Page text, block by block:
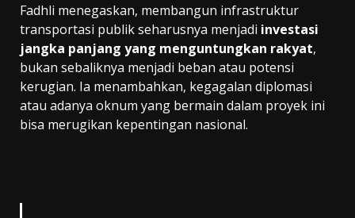
Fadhli menegaskan, membangun infrastruktur
transportasi publik seharusnya menjadi investasi
jangka panjang yang menguntungkan rakyat,
bukan sebaliknya menjadi beban atau potensi
kerugian. Ia menambahkan, kegagalan diplomasi
atau adanya oknum yang bermain dalam proyek ini
bisa merugikan kepentingan nasional.